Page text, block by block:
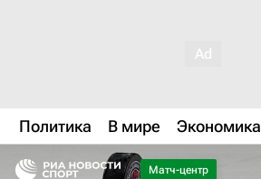
Политика В мире Экономика
Матч-центр